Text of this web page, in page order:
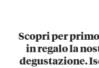
Scopri per
in regalo la
degustazione.